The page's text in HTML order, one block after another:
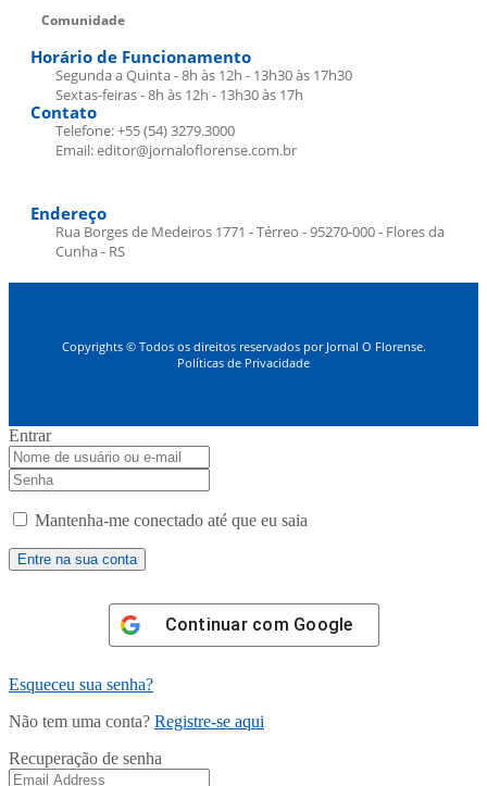
Comunidade
Horário de Funcionamento
Segunda a Quinta - 8h às 12h - 13h30 às 17h30
Sextas-feiras - 8h às 12h - 13h30 às 17h
Contato
Telefone: +55 (54) 3279.3000
Email: editor@jornaloflorense.com.br
Endereço
Rua Borges de Medeiros 1771 - Térreo - 95270-000 - Flores da
Cunha - RS
Copyrights © Todos os direitos reservados por Jornal O Florense.
Políticas de Privacidade
Entrar
Mantenha-me conectado até que eu saia
Continuar com Google
Esqueceu sua senha?
Não tem uma conta? Registre-se aqui
Recuperação de senha